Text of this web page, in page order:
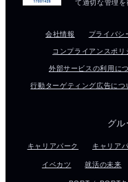
会社情報 プライバシ
コンプライアンスポリ
外部サービスの利用に
行動ターゲティング広告につ